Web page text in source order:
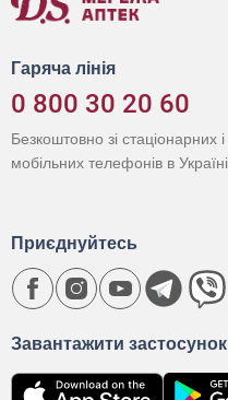
Гаряча лінія
0 800 30 20 60
Безкоштовно зі стаціонарних і
мобільних телефонів в Україні
Завантажити застосунок
Приєднуйтесь